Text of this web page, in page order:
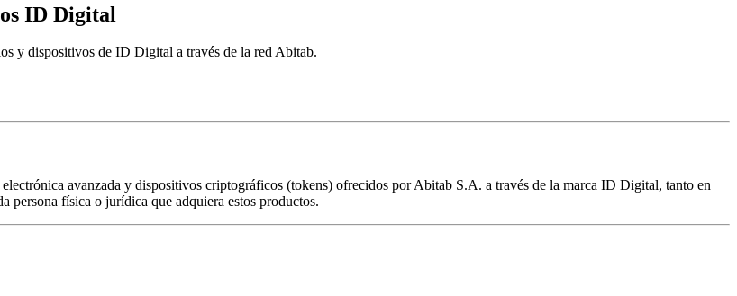
ID Digital
y dispositivos de ID Digital a través de la red Abitab.
avanzada y dispositivos criptográficos (tokens) ofrecidos por Abitab S.A. a través de la marca ID Digital, tanto en
persona física o jurídica que adquiera estos productos.